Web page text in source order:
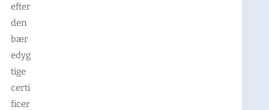
efter
den
bær
edyg
tige
certi
ficer